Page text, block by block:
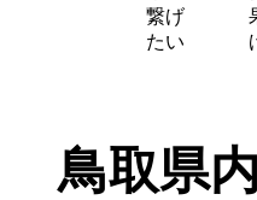
繋げ
たい
鳥取県